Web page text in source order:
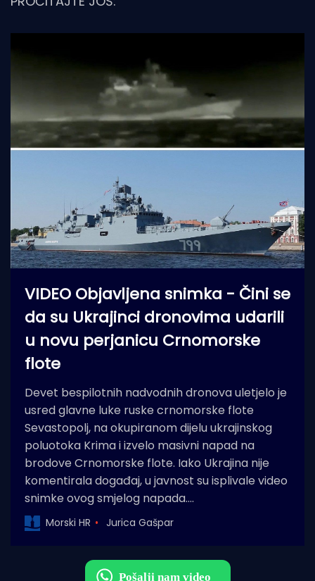
VIDEO Objavljena snimka - Čini se
da su Ukrajinci dronovima udarili
u novu perjanicu Crnomorske
flote
Devet bespilotnih nadvodnih dronova uletjelo je
usred glavne luke ruske crnomorske flote
Sevastopolj, na okupiranom dijelu ukrajinskog
poluotoka Krima i izvelo masivni napad na
brodove Crnomorske flote. Iako Ukrajina nije
komentirala događaj, u javnost su isplivale video
snimke ovog smjelog napada.…
Morski HR Jurica Gašpar